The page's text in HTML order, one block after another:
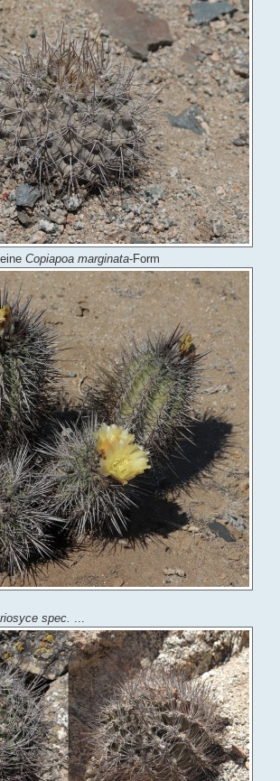
Copiapoa marginata-Form
spec. ...